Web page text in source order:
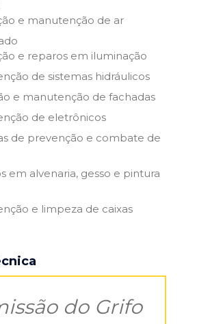
e manutenção de ar
e reparos em iluminação
de sistemas hidráulicos
e manutenção de fachadas
de eletrônicos
de prevenção e combate de
em alvenaria, gesso e pintura
e limpeza de caixas
do Grifo